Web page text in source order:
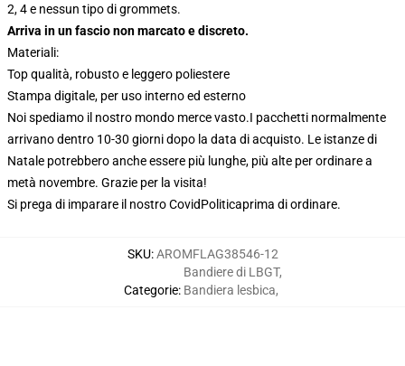
2, 4 e nessun tipo di grommets.
Arriva in un fascio non marcato e discreto.
Materiali:
Top qualità, robusto e leggero poliestere
Stampa digitale, per uso interno ed esterno
Noi spediamo il nostro mondo merce vasto.I pacchetti normalmente
arrivano dentro 10-30 giorni dopo la data di acquisto. Le istanze di
Natale potrebbero anche essere più lunghe, più alte per ordinare a
metà novembre. Grazie per la visita!
Si prega di imparare il nostro CovidPoliticaprima di ordinare.
SKU:AROMFLAG38546-12
Categorie:
Bandiere di LBGT,
Bandiera lesbica,